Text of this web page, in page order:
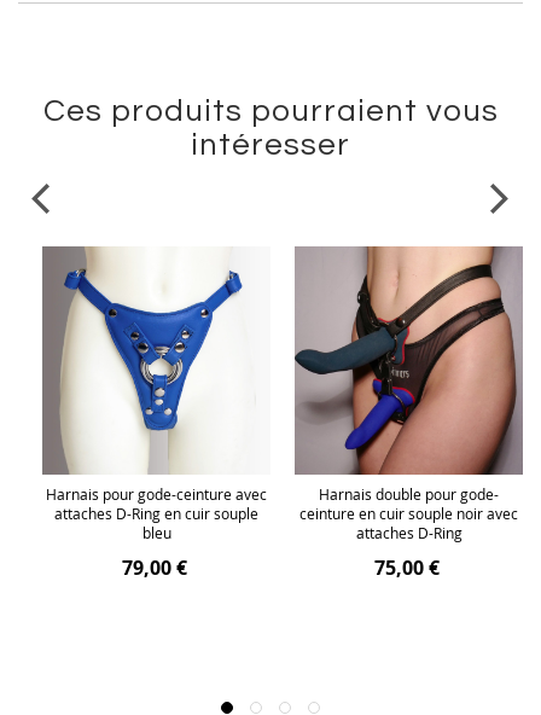
Ces produits pourraient vous
intéresser
Harnais pour gode-ceinture avec
attaches D-Ring en cuir souple
bleu
79,00 €
Harnais double pour gode-
ceinture en cuir souple noir avec
attaches D-Ring
75,00 €